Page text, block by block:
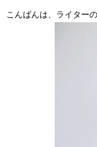
こんばんは、ライターの